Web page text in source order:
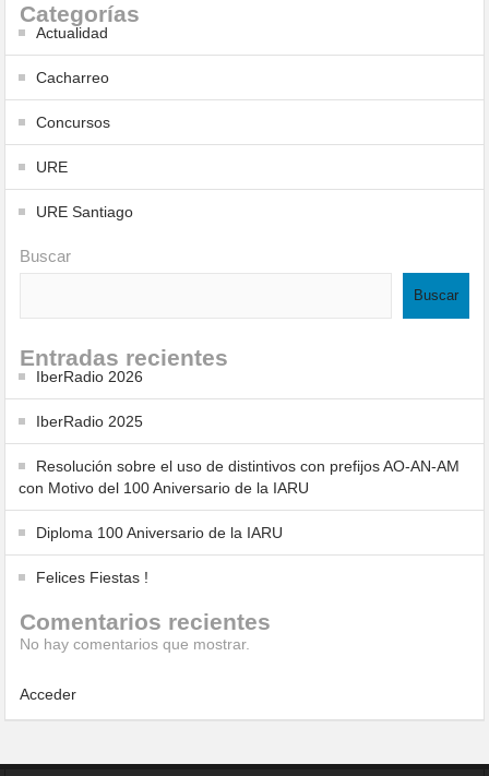
Categorías
Actualidad
Cacharreo
Concursos
URE
URE Santiago
Buscar
Buscar
Entradas recientes
IberRadio 2026
IberRadio 2025
Resolución sobre el uso de distintivos con prefijos AO-AN-AM
con Motivo del 100 Aniversario de la IARU
Diploma 100 Aniversario de la IARU
Felices Fiestas !
Comentarios recientes
No hay comentarios que mostrar.
Acceder